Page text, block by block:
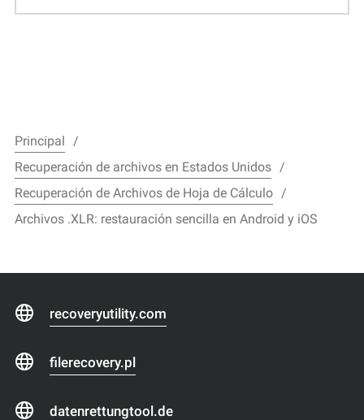
Principal
Recuperación de archivos en Estados Unidos
Recuperación de Archivos de Hoja de Cálculo
Archivos .XLR: restauración sencilla en Android y iOS
recoveryutility.com
filerecovery.pl
datenrettungtool.de